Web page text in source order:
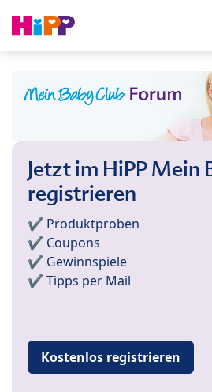
Jetzt im HiPP Mein
registrieren
✔️ Produktproben
✔️ Coupons
✔️ Gewinnspiele
✔️ Tipps per Mail
Kostenlos registrieren